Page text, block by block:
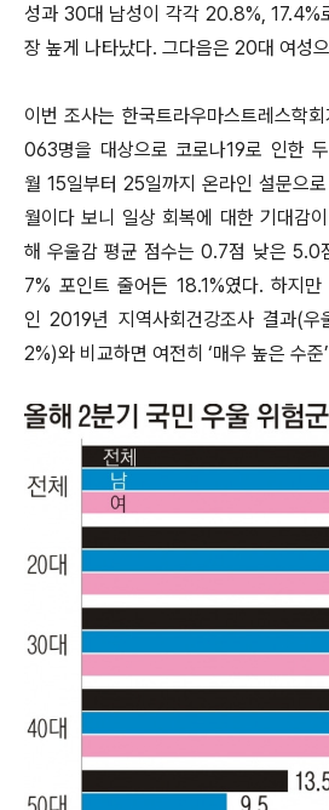
성과 30대 남성이 각각 20.8%, 17.4%
장 높게 나타났다. 그다음은 20대 여성
이번 조사는 한국트라우마스트레스학
063명을 대상으로 코로나19로 인한 두
월 15일부터 25일까지 온라인 설문으
월이다 보니 일상 회복에 대한 기대감
해 우울감 평균 점수는 0.7점 낮은 5.0
7% 포인트 줄어든 18.1%였다. 하지
인 2019년 지역사회건강조사 결과(
2%)와 비교하면 여전히 ‘매우 높은 수준